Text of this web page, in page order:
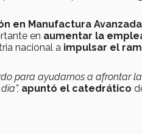
en Manufactura Avanzada
en aumentar la
nacional a impulsar el
para ayudarnos a afrontar
apuntó el catedrático